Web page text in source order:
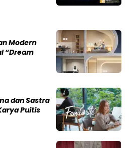
Modern
“Dream
dan Sastra
Puitis